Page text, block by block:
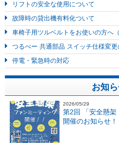
リフトの安全な使用について
故障時の貸出機有料化ついて
車椅子用ツルベルトをお使いの方へ
つるべー 共通部品 スイッチ仕様変更
停電・緊急時の対応
お知
2026/05/29
第2回 「安全懸架
開催のお知らせ！